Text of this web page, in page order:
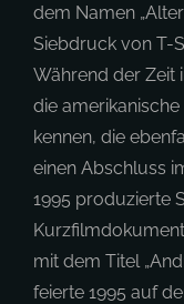
dem Namen
Siebdruck von T-
Während der Zeit
die
kennen, die
einen Abschluss
1995 produzierte
mit dem Titel
feierte 1995 auf